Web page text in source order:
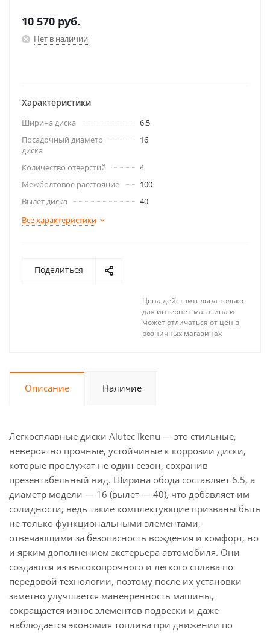
10 570 руб.
Нет в наличии
Характеристики
Ширина диска
6.5
Посадочный диаметр
диска
16
Количество отверстий
4
Межболтовое расстояние
100
Вылет диска
40
Все характеристики
Поделиться
Цена действительна только
для интернет-магазина и
может отличаться от цен в
розничных магазинах
Описание Наличие
Легкосплавные диски Alutec Ikenu — это стильные,
невероятно прочные, устойчивые к коррозии диски,
которые прослужат не один сезон, сохранив
презентабельный вид. Ширина обода составляет 6.5, а
диаметр модели — 16 (вылет — 40), что добавляет им
солидности, ведь такие комплектующие призваны быть
не только функциональными элементами,
отвечающими за безопасность вождения и комфорт, но
и ярким дополнением экстерьера автомобиля. Они
создаются из высокопрочного и легкого сплава по
передовой технологии, поэтому после их установки
заметно улучшается маневренность машины,
сокращается износ элементов подвески и даже
наблюдается экономия топлива при движении по